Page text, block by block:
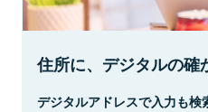
住所に、デジタルの確
デジタルアドレスで入力も検